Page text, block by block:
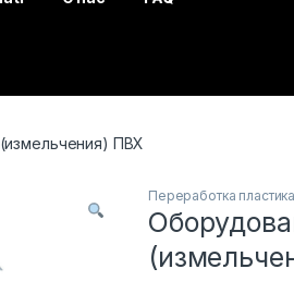
ПВХ
Переработка пластика